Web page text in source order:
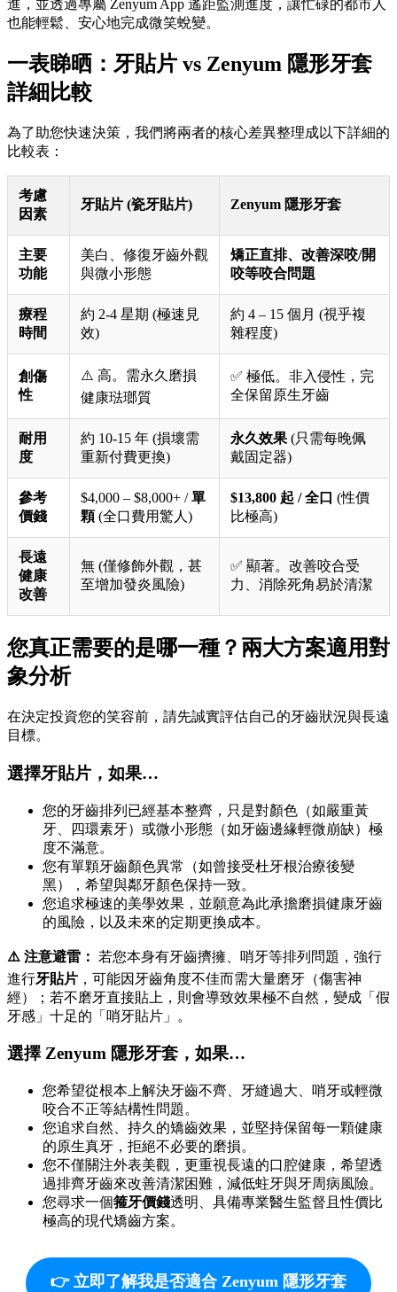
進，並透過專屬 Zenyum App 遙距監測進度，讓忙碌的都市人
也能輕鬆、安心地完成微笑蛻變。
一表睇晒： 牙貼片 vs Zenyum 隱形牙套
詳細比較
為了助您快速決策，我們將兩者的核心差異整理成以下詳細的
比較表：
考慮
因素
牙貼片 (瓷牙貼片) Zenyum 隱形牙套
主要
功能
美白、修復牙齒外觀
與微小形態
矯正直排、改善深咬/開
咬等咬合問題
療程
時間
約 2-4 星期 (極速見
效)
約 4 – 15 個月 (視乎複
雜程度)
創傷
性
⚠️ 高。需永久磨損
健康琺瑯質
✅ 極低。非入侵性，完
全保留原生牙齒
耐用
度
約 10-15 年 (損壞需
重新付費更換)
永久效果 (只需每晚佩
戴固定器)
參考
價錢
$4,000 – $8,000+ /單
顆(全口費用驚人)
$13,800 起 / 全口 (性價
比極高)
長遠
健康
改善
無 (僅修飾外觀，甚
至增加發炎風險)
✅ 顯著。改善咬合受
力、消除死角易於清潔
您真正需要的是哪一種？兩大方案適用對
象分析
在決定投資您的笑容前，請先誠實評估自己的牙齒狀況與長遠
目標。
選擇牙貼片，如果…
您的牙齒排列已經基本整齊，只是對顏色（如嚴重黃
牙、四環素牙）或微小形態（如牙齒邊緣輕微崩缺）極
度不滿意。
您有單顆牙齒顏色異常（如曾接受杜牙根治療後變
黑），希望與鄰牙顏色保持一致。
您追求極速的美學效果，並願意為此承擔磨損健康牙齒
的風險，以及未來的定期更換成本。
⚠️ 注意避雷：
若您本身有牙齒擠擁、哨牙等排列問題，強行
進行牙貼片 ，可能因牙齒角度不佳而需大量磨牙（傷害神
經）；若不磨牙直接貼上，則會導致效果極不自然，變成「假
牙感」十足的「哨牙貼片」。
選擇 Zenyum 隱形牙套，如果…
您希望從根本上解決牙齒不齊、牙縫過大、哨牙或輕微
咬合不正等結構性問題。
您追求自然、持久的矯齒效果，並堅持保留每一顆健康
的原生真牙，拒絕不必要的磨損。
您不僅關注外表美觀，更重視長遠的口腔健康，希望透
過排齊牙齒來改善清潔困難，減低蛀牙與牙周病風險。
您尋求一個箍牙價錢透明、具備專業醫生監督且性價比
極高的現代矯齒方案。
👉 立即了解我是否適合 Zenyum 隱形牙套